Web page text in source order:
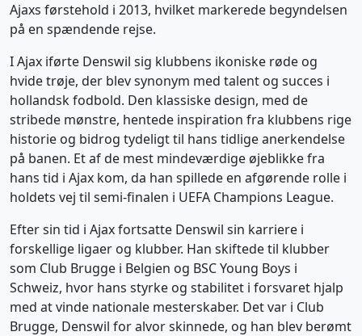
Ajaxs førstehold i 2013, hvilket markerede begyndelsen
på en spændende rejse.
I Ajax iførte Denswil sig klubbens ikoniske røde og
hvide trøje, der blev synonym med talent og succes i
hollandsk fodbold. Den klassiske design, med de
stribede mønstre, hentede inspiration fra klubbens rige
historie og bidrog tydeligt til hans tidlige anerkendelse
på banen. Et af de mest mindeværdige øjeblikke fra
hans tid i Ajax kom, da han spillede en afgørende rolle i
holdets vej til semi-finalen i UEFA Champions League.
Efter sin tid i Ajax fortsatte Denswil sin karriere i
forskellige ligaer og klubber. Han skiftede til klubber
som Club Brugge i Belgien og BSC Young Boys i
Schweiz, hvor hans styrke og stabilitet i forsvaret hjalp
med at vinde nationale mesterskaber. Det var i Club
Brugge, Denswil for alvor skinnede, og han blev berømt